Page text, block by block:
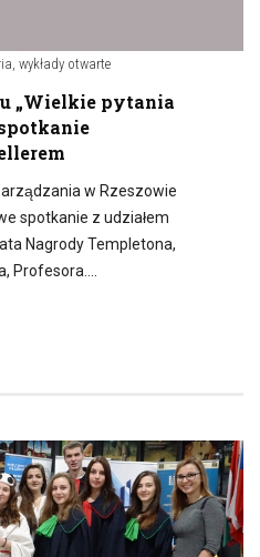
wykłady otwarte
„Wielkie pytania
w Rzeszowie
spotkanie z udziałem
Nagrody Templetona,
Profesora….